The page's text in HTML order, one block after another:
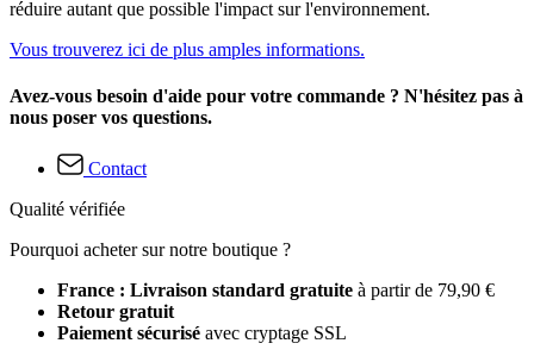
réduire autant que possible l'impact sur l'environnement.
Vous trouverez ici de plus amples informations.
Avez-vous besoin d'aide pour votre commande ? N'hésitez pas à
nous poser vos questions.
Contact
Qualité vérifiée
Pourquoi acheter sur notre boutique ?
France : Livraison standard gratuite à partir de 79,90 €
Retour gratuit
Paiement sécurisé avec cryptage SSL